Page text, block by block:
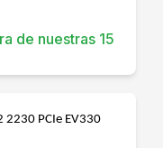
de nuestras 15
2230 PCIe EV330